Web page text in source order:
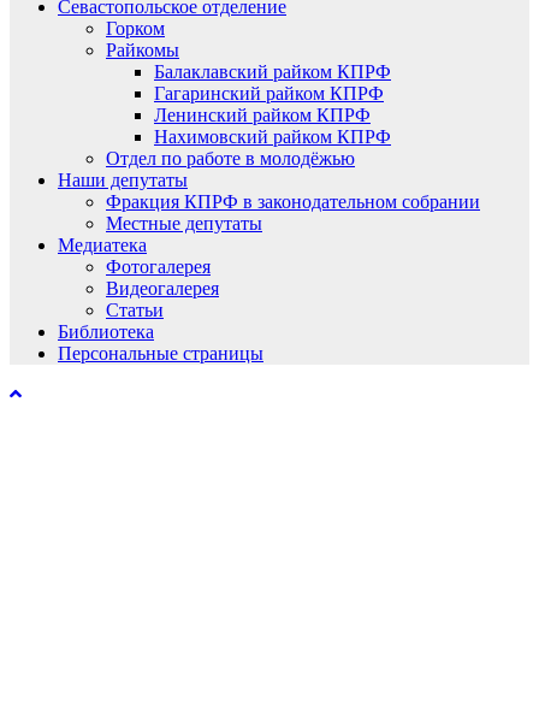
Севастопольское отделение
Горком
Райкомы
Балаклавский райком КПРФ
Гагаринский райком КПРФ
Ленинский райком КПРФ
Нахимовский райком КПРФ
Отдел по работе в молодёжью
Наши депутаты
Фракция КПРФ в законодательном собрании
Местные депутаты
Медиатека
Фотогалерея
Видеогалерея
Статьи
Библиотека
Персональные страницы